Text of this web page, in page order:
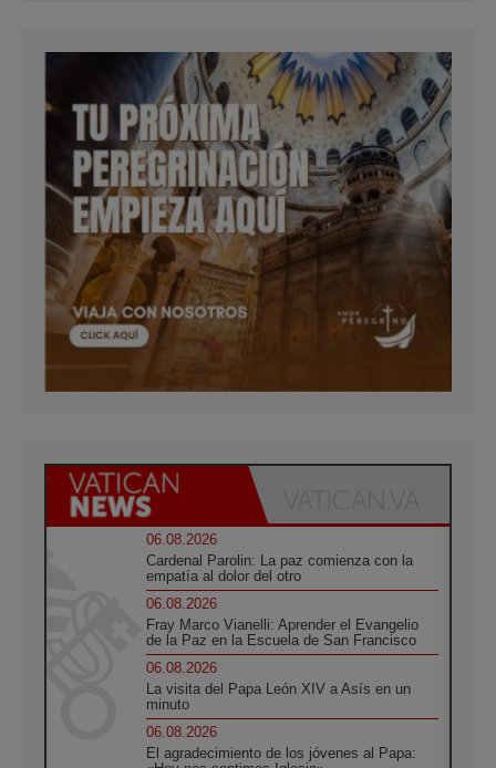
06.08.2026
Cardenal Parolin: La paz comienza con la
empatía al dolor del otro
06.08.2026
Fray Marco Vianelli: Aprender el Evangelio
de la Paz en la Escuela de San Francisco
06.08.2026
La visita del Papa León XIV a Asís en un
minuto
06.08.2026
El agradecimiento de los jóvenes al Papa: